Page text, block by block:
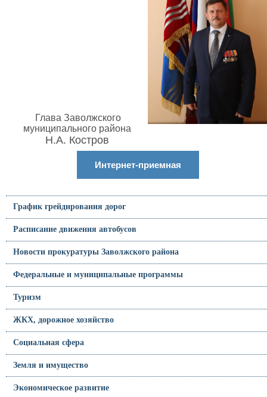
Глава Заволжского
муниципального района
Н.А. Костров
Интернет-приемная
График грейдирования дорог
Расписание движения автобусов
Новости прокуратуры Заволжского района
Федеральные и муниципальные программы
Туризм
ЖКХ, дорожное хозяйство
Социальная сфера
Земля и имущество
Экономическое развитие